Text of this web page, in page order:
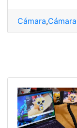
Cámara,